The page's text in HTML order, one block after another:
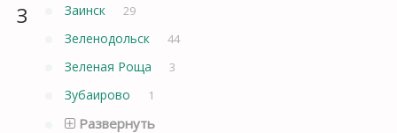
З Заинск 29
Зеленодольск 44
Зеленая Роща 3
Зубаирово 1
Развернуть